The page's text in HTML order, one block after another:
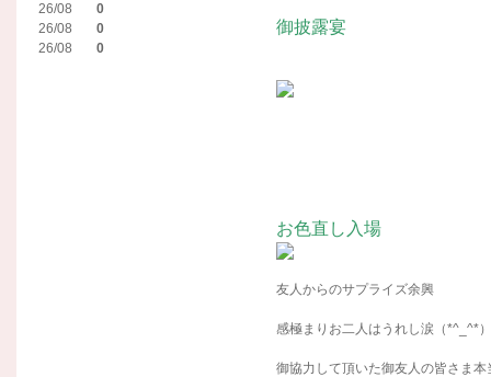
26/08
0
26/08
0
26/08
0
御披露宴
お色直し入場
友人からのサプライズ余興
感極まりお二人はうれし涙（*^_^*）
御協力して頂いた御友人の皆さま